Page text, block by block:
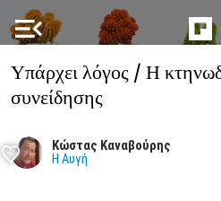
menu_open
Υπάρχει λόγος / Η
συνείδησης
Κώστας Καναβούρης
Η Αυγή